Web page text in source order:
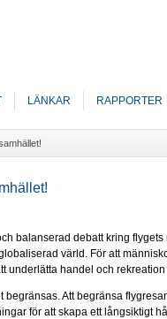
LÄNKAR RAPPORTER
balanserad debatt kring
värld. För att
underlätta handel och
Att begränsa
för att skapa ett långsiktigt